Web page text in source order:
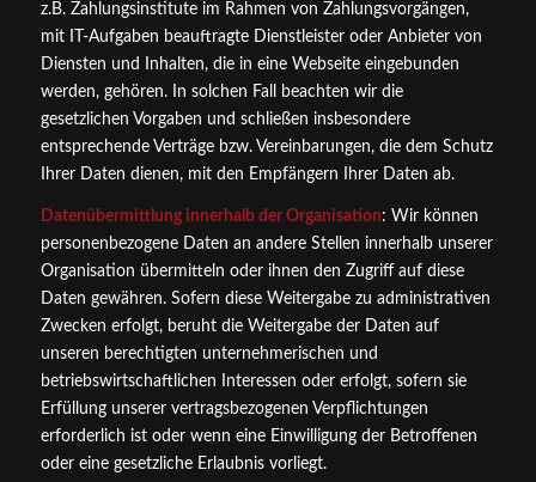
z.B. Zahlungsinstitute im Rahmen von Zahlungsvorgängen,
mit IT-Aufgaben beauftragte Dienstleister oder Anbieter von
Diensten und Inhalten, die in eine Webseite eingebunden
werden, gehören. In solchen Fall beachten wir die
gesetzlichen Vorgaben und schließen insbesondere
entsprechende Verträge bzw. Vereinbarungen, die dem Schutz
Ihrer Daten dienen, mit den Empfängern Ihrer Daten ab.
Datenübermittlung innerhalb der Organisation: Wir können
personenbezogene Daten an andere Stellen innerhalb unserer
Organisation übermitteln oder ihnen den Zugriff auf diese
Daten gewähren. Sofern diese Weitergabe zu administrativen
Zwecken erfolgt, beruht die Weitergabe der Daten auf
unseren berechtigten unternehmerischen und
betriebswirtschaftlichen Interessen oder erfolgt, sofern sie
Erfüllung unserer vertragsbezogenen Verpflichtungen
erforderlich ist oder wenn eine Einwilligung der Betroffenen
oder eine gesetzliche Erlaubnis vorliegt.